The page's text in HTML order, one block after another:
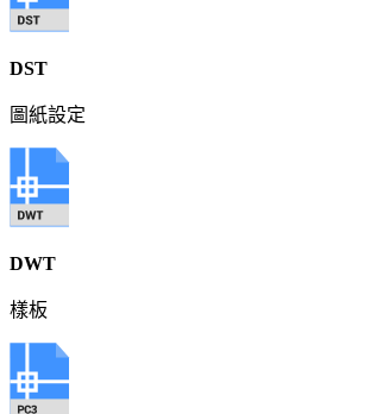
DST
圖紙設定
DWT
樣板